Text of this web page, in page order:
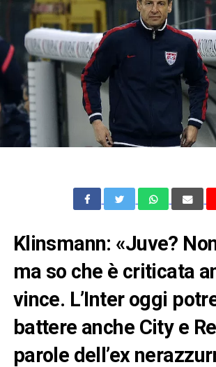
Klinsmann: «Juve?
ma so che è criticata
vince. L’Inter oggi
battere anche City e
parole dell’ex